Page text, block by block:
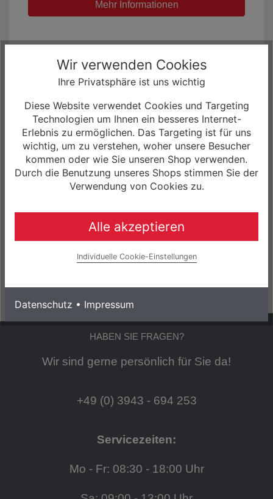
Mehr Informationen
Focus Atlas 8.8 Gravel Bike
ab 61,65 € / Monat
HABEN SIE FRAGEN?
Wir sind gerne persönlich für Sie da!
+49 (0) 3943 - 694 253
Servicezeiten:
Mo - Fr: 08:30 - 18:00 Uhr
Wir verwenden Cookies
Ihre Privatsphäre ist uns wichtig
Diese Website verwendet Cookies und Targeting
Technologien um Ihnen ein besseres Internet-
Erlebnis zu ermöglichen. Das Targeting ist für uns
wichtig, um zu verstehen, woher unsere Besucher
kommen oder wie Sie unseren Shop verwenden.
Durch die Benutzung unseres Shops stimmen Sie der
Verwendung von Cookies zu.
Alle akzeptieren
Individuelle Cookie-Einstellungen
Datenschutz • Impressum